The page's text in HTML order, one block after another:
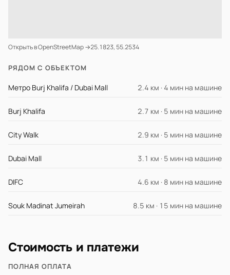
Открыть в OpenStreetMap →25.1823, 55.2534
РЯДОМ С ОБЪЕКТОМ
Метро Burj Khalifa / Dubai Mall 2.4 км · 4 мин на машине
Burj Khalifa 2.7 км · 5 мин на машине
City Walk 2.9 км · 5 мин на машине
Dubai Mall 3.1 км · 5 мин на машине
DIFC 4.6 км · 8 мин на машине
Souk Madinat Jumeirah 8.5 км · 15 мин на машине
Стоимость и платежи
ПОЛНАЯ ОПЛАТА